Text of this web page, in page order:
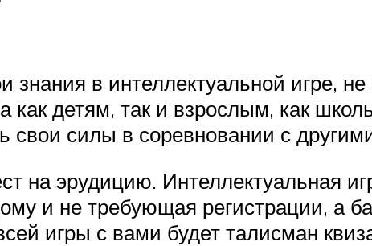
в интеллектуальной игре,
детям, так и взрослым, как
свои силы в соревновании с
на эрудицию. Интеллектуальная
и не требующая регистрации, а
игры с вами будет талисман